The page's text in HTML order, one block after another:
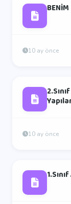
10 ay önce
10 ay önce